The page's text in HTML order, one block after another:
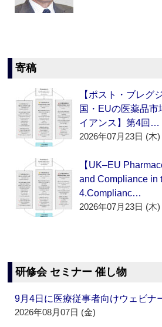
寄稿
【ポスト・ブレグ
国・EUの医薬品市
イアンス】第4回…
2026年07月23日 (木)
【UK–EU
and Compliance in
4.Complianc…
2026年07月23日 (木)
研修会 セミナー 催し物
9月4日に医療従事者向けウェビ
2026年08月07日 (金)